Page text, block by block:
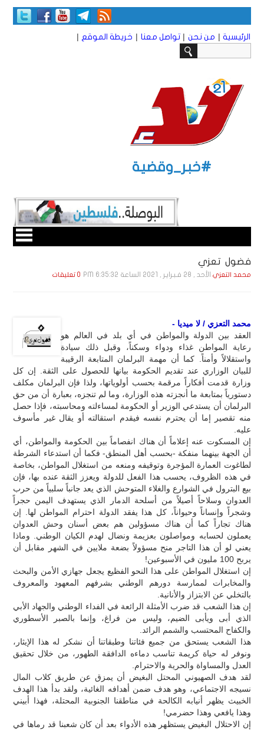
الرئيسية | من نحن | تواصل معنا | خريطة الموقع |
#خبر_وقضية
فضول تعزي
محمد التعزي الأحد , 28 فـبـرايـر , 2021 الساعة 6:35:32 PM 0 تعليقات
محمد التعزي / لا ميديا -
العقد بين الدولة والمواطن في أي بلد في العالم هو
رعاية المواطن غذاء ودواء وسكناً، وقبل ذلك سيادة
واستقلالاً وأمناً. كما أن مهمة البرلمان المتابعة الرقيبة
للبيان الوزاري عند تقديم الحكومة بيانها للحصول على الثقة. إن كل
وزارة قدمت أفكاراً مرقمة بحسب أولوياتها، ولذا فإن البرلمان مكلف
دستورياً بمتابعة ما أنجزته هذه الوزارة، وما لم تنجزه، بعبارة أن من حق
البرلمان أن يستدعي الوزير أو الحكومة لمساءلته ومحاسبته، فإذا حصل
منه تقصير إما أن يحترم نفسه فيقدم استقالته أو يقال غير مأسوف
عليه.
إن المسكوت عنه إعلاماً أن هناك انفصاماً بين الحكومة والمواطن، أي
أن الجهة بينهما منفكة -بحسب أهل المنطق- فكما أن استدعاء الشرطة
لطاغوت العمارة المؤجرة وتوقيفه ومنعه من استغلال المواطن، بخاصة
في هذه الظروف، يحسب هذا الفعل للدولة ويعزز الثقة عنده بها، فإن
بيع البترول في الشوارع والغلاء المتوحش الذي يعد جانباً سلبياً من حرب
العدوان وسلاحاً أصيلاً من أسلحة الدمار الذي يستهدف اليمن حجراً
وشجراً وإنساناً وحيواناً، كل هذا يفقد الدولة احترام المواطن لها. إن
هناك تجاراً كما أن هناك مسؤولين هم بعض أسنان وحش العدوان
يعملون لحسابه ومواصلون بعزيمة ونضال لهدم الكيان الوطني. وماذا
يعني لو أن هذا التاجر منح مسؤولاً بضعة ملايين في الشهر مقابل أن
يربح 100 مليون في الأسبوعين!
إن استغلال المواطن على هذا النحو الفظيع يجعل جهازي الأمن والبحث
والمخابرات لممارسة دورهم الوطني بشرفهم المعهود والمعروف
بالتخلي عن الابتزاز والأنانية.
إن هذا الشعب قد ضرب الأمثلة الرائعة في الفداء الوطني والجهاد الأبي
الذي أبى ويأبى الضيم، وليس من فراغ، وإنما بالصبر الأسطوري
والكفاح المحتسب والشمم الرائد.
هذا الشعب يستحق من جميع فئاتنا وطبقاتنا أن نشكر له هذا الإيثار،
ونوفر له حياة كريمة تناسب دماءه الدافقة الطهور، من خلال تحقيق
العدل والمساواة والحرية والاحترام.
لقد هدف الصهيوني المحتل البغيض أن يمزق عن طريق كلاب المال
نسيجه الاجتماعي، وهو هدف ضمن أهدافه الغائية، ولقد بدأ هذا الهدف
الخبيث يظهر أنيابه الكالحة في مناطقنا الجنوبية المحتلة، فهذا أبيني
وهذا يافعي وهذا حضرمي!
إن الاحتلال البغيض يستظهر هذه الأدواء بعد أن كان شعبنا قد رماها في